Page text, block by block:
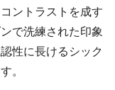
ントラストを成す
で洗練された印象
性に長けるシック
。